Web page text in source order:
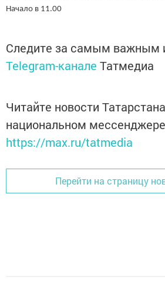
Начало в 11.00
Следите за самым важным
Telegram-канале Татмедиа
Читайте новости
национальном
https://max.ru/tatmedia
Перейти на страницу